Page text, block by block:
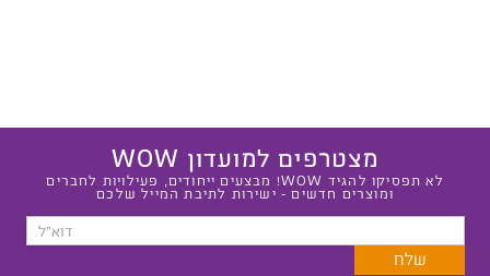
מצטרפים למועדון WOW
לא תפסיקו להגיד WOW! מבצעים ייחודים, פעילויות לחברים
ומוצרים חדשים - ישירות לתיבת המייל שלכם